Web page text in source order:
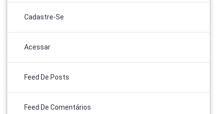
Cadastre-Se
Acessar
Feed De Posts
Feed De Comentários